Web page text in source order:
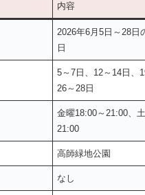
内容
2026年6月5日～28日
日
5～7日、12～14日、
26～28日
金曜18:00～21:00、
21:00
高師緑地公園
なし